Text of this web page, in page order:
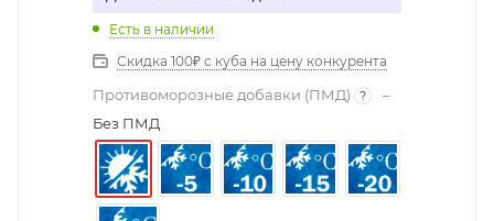
Есть в наличии
Скидка 100₽ с куба на цену конкурента
Противоморозные добавки (ПМД) ?
–
Без ПМД